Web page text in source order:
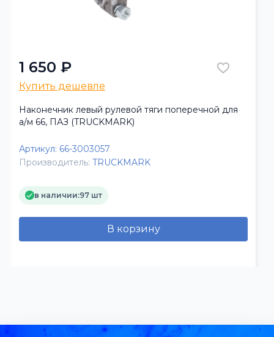
1 650 ₽
Купить дешевле
Наконечник левый рулевой тяги поперечной для
а/м 66, ПАЗ (TRUCKMARK)
Артикул: 66-3003057
Производитель: TRUCKMARK
в наличии:97 шт
В корзину